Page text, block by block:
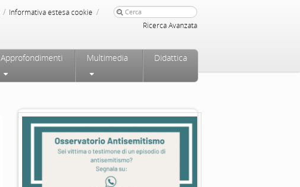
/ Informativa estesa cookie /
Ricerca Avanzata
Approfondimenti Multimedia Didattica